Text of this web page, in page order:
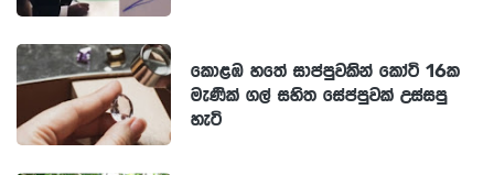
කොළඹ හතේ සාප්පුවකින් කෝටි 16ක
මැණික් ගල් සහිත සේප්පුවක් උස්සපු
හැටි